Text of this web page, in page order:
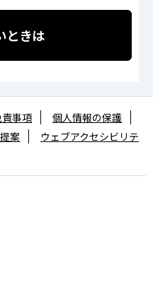
ときは
事項
個人情報の保護
案
ウェブアクセシビリテ